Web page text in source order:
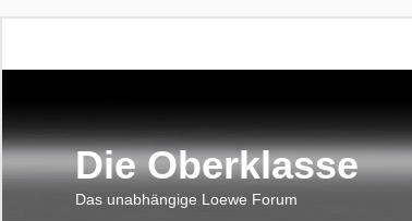
Die Oberklasse
Das unabhängige Loewe Forum